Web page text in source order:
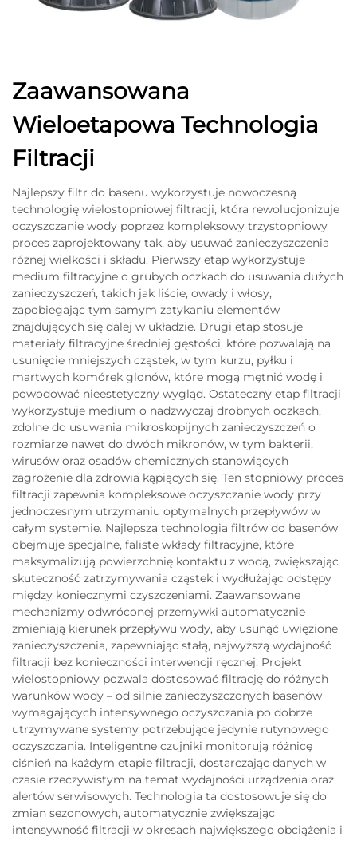
Zaawansowana
Wieloetapowa Technologia
Filtracji
Najlepszy filtr do basenu wykorzystuje nowoczesną
technologię wielostopniowej filtracji, która rewolucjonizuje
oczyszczanie wody poprzez kompleksowy trzystopniowy
proces zaprojektowany tak, aby usuwać zanieczyszczenia
różnej wielkości i składu. Pierwszy etap wykorzystuje
medium filtracyjne o grubych oczkach do usuwania dużych
zanieczyszczeń, takich jak liście, owady i włosy,
zapobiegając tym samym zatykaniu elementów
znajdujących się dalej w układzie. Drugi etap stosuje
materiały filtracyjne średniej gęstości, które pozwalają na
usunięcie mniejszych cząstek, w tym kurzu, pyłku i
martwych komórek glonów, które mogą mętnić wodę i
powodować nieestetyczny wygląd. Ostateczny etap filtracji
wykorzystuje medium o nadzwyczaj drobnych oczkach,
zdolne do usuwania mikroskopijnych zanieczyszczeń o
rozmiarze nawet do dwóch mikronów, w tym bakterii,
wirusów oraz osadów chemicznych stanowiących
zagrożenie dla zdrowia kąpiących się. Ten stopniowy proces
filtracji zapewnia kompleksowe oczyszczanie wody przy
jednoczesnym utrzymaniu optymalnych przepływów w
całym systemie. Najlepsza technologia filtrów do basenów
obejmuje specjalne, faliste wkłady filtracyjne, które
maksymalizują powierzchnię kontaktu z wodą, zwiększając
skuteczność zatrzymywania cząstek i wydłużając odstępy
między koniecznymi czyszczeniami. Zaawansowane
mechanizmy odwróconej przemywki automatycznie
zmieniają kierunek przepływu wody, aby usunąć uwięzione
zanieczyszczenia, zapewniając stałą, najwyższą wydajność
filtracji bez konieczności interwencji ręcznej. Projekt
wielostopniowy pozwala dostosować filtrację do różnych
warunków wody – od silnie zanieczyszczonych basenów
wymagających intensywnego oczyszczania po dobrze
utrzymywane systemy potrzebujące jedynie rutynowego
oczyszczania. Inteligentne czujniki monitorują różnicę
ciśnień na każdym etapie filtracji, dostarczając danych w
czasie rzeczywistym na temat wydajności urządzenia oraz
alertów serwisowych. Technologia ta dostosowuje się do
zmian sezonowych, automatycznie zwiększając
intensywność filtracji w okresach największego obciążenia i